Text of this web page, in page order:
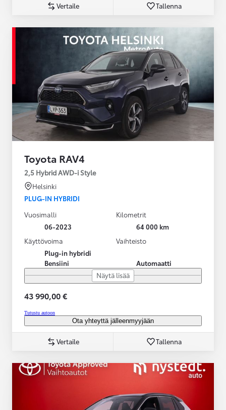
Vertaile Tallenna
Toyota RAV4
2,5 Hybrid AWD-i Style
Helsinki
PLUG-IN HYBRIDI
Vuosimalli
06-2023
Kilometrit
64 000 km
Käyttövoima
Plug-in hybridi
Bensiini
Vaihteisto
Automaatti
Näytä lisää
43 990,00 €
Tutustu autoon
Ota yhteyttä jälleenmyyjään
Vertaile Tallenna